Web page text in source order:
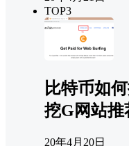
TOP3
比特币如
挖G网站推
20年4月20日